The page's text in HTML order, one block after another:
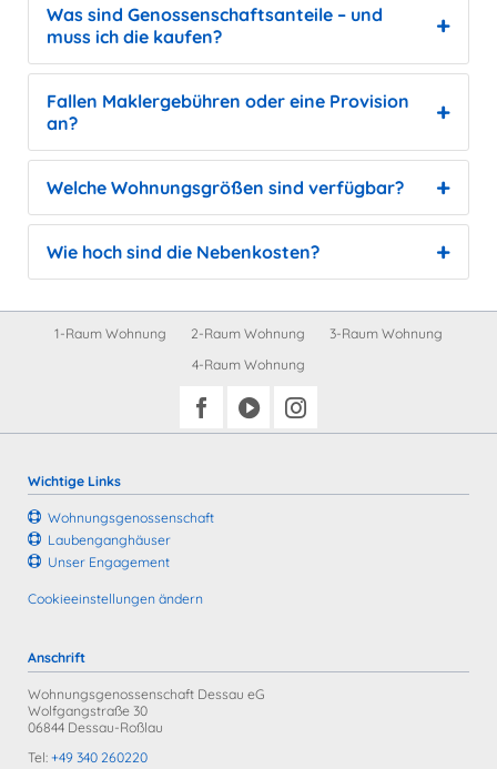
Was sind Genossenschaftsanteile – und
muss ich die kaufen?
Fallen Maklergebühren oder eine Provision
an?
Welche Wohnungsgrößen sind verfügbar?
Wie hoch sind die Nebenkosten?
Navigation
überspringen
1-Raum Wohnung 2-Raum Wohnung
3-Raum Wohnung
4-Raum Wohnung
Wichtige Links
Wohnungs­genossenschaft
Laubengang­häuser
Unser Engagement
Cookieeinstellungen ändern
Anschrift
Wohnungsgenossenschaft Dessau eG
Wolfgangstraße 30
06844 Dessau-Roßlau
Tel:+49 340 260220